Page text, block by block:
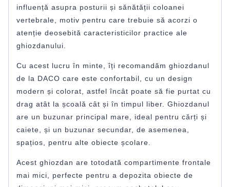
influență asupra posturii și sănătății coloanei
vertebrale, motiv pentru care trebuie să acorzi o
atenție deosebită caracteristicilor practice ale
ghiozdanului.
Cu acest lucru în minte, îți recomandăm ghiozdanul
de la DACO care este confortabil, cu un design
modern și colorat, astfel încât poate să fie purtat cu
drag atât la școală cât și în timpul liber. Ghiozdanul
are un buzunar principal mare, ideal pentru cărți și
caiete, și un buzunar secundar, de asemenea,
spațios, pentru alte obiecte școlare.
Acest ghiozdan are totodată compartimente frontale
mai mici, perfecte pentru a depozita obiecte de